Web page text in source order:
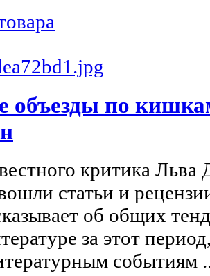
объезды по
критика
статьи и
об общих
за этот
событиям